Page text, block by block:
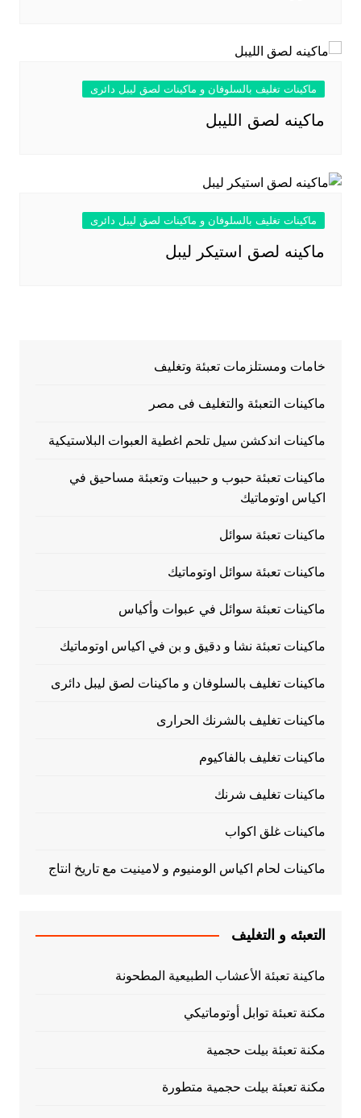
ماكينات تغليف بالسلوفان و ماكينات لصق ليبل دائرى
ماكينه لصق الليبل
ماكينات تغليف بالسلوفان و ماكينات لصق ليبل دائرى
ماكينه لصق استيكر ليبل
خامات ومستلزمات تعبئة وتغليف
ماكينات التعبئة والتغليف فى مصر
ماكينات اندكشن سيل تلحم اغطية العبوات البلاستيكية
ماكينات تعبئة حبوب و حبيبات وتعبئة مساحيق في
اكياس اوتوماتيك
ماكينات تعبئة سوائل
ماكينات تعبئة سوائل اوتوماتيك
ماكينات تعبئة سوائل في عبوات وأكياس
ماكينات تعبئة نشا و دقيق و بن في اكياس اوتوماتيك
ماكينات تغليف بالسلوفان و ماكينات لصق ليبل دائرى
ماكينات تغليف بالشرنك الحرارى
ماكينات تغليف بالفاكيوم
ماكينات تغليف شرنك
ماكينات غلق اكواب
ماكينات لحام اكياس الومنيوم و لامينيت مع تاريخ انتاج
التعبئه و التغليف
ماكينة تعبئة الأعشاب الطبيعية المطحونة
مكنة تعبئة توابل أوتوماتيكي
مكنة تعبئة بيلت حجمية
مكنة تعبئة بيلت حجمية متطورة